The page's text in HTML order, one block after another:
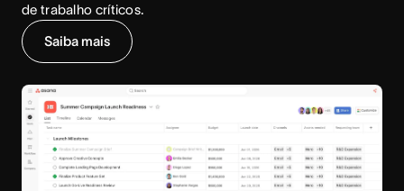
de trabalho críticos.
Saiba mais